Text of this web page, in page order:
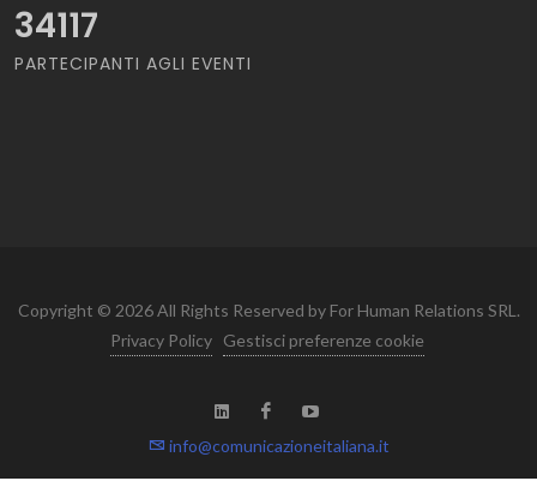
34117
PARTECIPANTI AGLI EVENTI
Copyright © 2026 All Rights Reserved by For Human Relations SRL.
Privacy Policy
Gestisci preferenze cookie
info@comunicazioneitaliana.it